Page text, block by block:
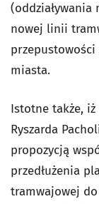
(oddziaływania
nowej linii
miasta.
Istotne także, iż
Ryszarda
propozycją
przedłużenia
tramwajowej